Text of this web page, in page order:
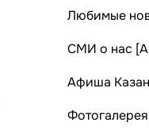
Любимые
СМИ о нас
Афиша